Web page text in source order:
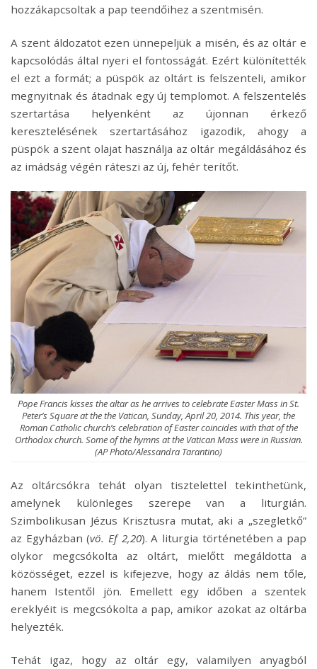
hozzákapcsoltak a pap teendőihez a szentmisén.
A szent áldozatot ezen ünnepeljük a misén, és az oltár e
kapcsolódás által nyeri el fontosságát. Ezért különítették
el ezt a formát; a püspök az oltárt is felszenteli, amikor
megnyitnak és átadnak egy új templomot. A felszentelés
szertartása helyenként az újonnan érkező
keresztelésének szertartásához igazodik, ahogy a
püspök a szent olajat használja az oltár megáldásához és
az imádság végén ráteszi az új, fehér terítőt.
Pope Francis kisses the altar as he arrives to celebrate Easter Mass in St.
Peter’s Square at the the Vatican, Sunday, April 20, 2014. This year, the
Roman Catholic church’s celebration of Easter coincides with that of the
Orthodox church. Some of the hymns at the Vatican Mass were in Russian.
(AP Photo/Alessandra Tarantino)
Az oltárcsókra tehát olyan tisztelettel tekinthetünk,
amelynek különleges szerepe van a liturgián.
Szimbolikusan Jézus Krisztusra mutat, aki a „szegletkő”
az Egyházban (vö. Ef 2,20). A liturgia történetében a pap
olykor megcsókolta az oltárt, mielőtt megáldotta a
közösséget, ezzel is kifejezve, hogy az áldás nem tőle,
hanem Istentől jön. Emellett egy időben a szentek
ereklyéit is megcsókolta a pap, amikor azokat az oltárba
helyezték.
Tehát igaz, hogy az oltár egy, valamilyen anyagból